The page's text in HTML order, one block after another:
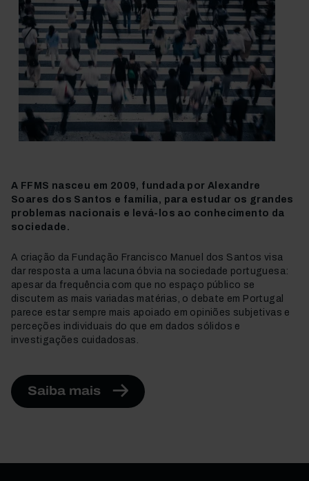
A FFMS nasceu em 2009, fundada por Alexandre
Soares dos Santos e família, para estudar os grandes
problemas nacionais e levá-los ao conhecimento da
sociedade.
A criação da Fundação Francisco Manuel dos Santos visa
dar resposta a uma lacuna óbvia na sociedade portuguesa:
apesar da frequência com que no espaço público se
discutem as mais variadas matérias, o debate em Portugal
parece estar sempre mais apoiado em opiniões subjetivas e
perceções individuais do que em dados sólidos e
investigações cuidadosas.
Saiba mais